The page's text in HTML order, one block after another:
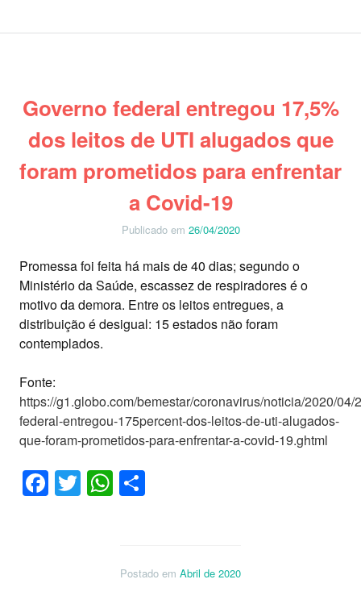
Governo federal entregou 17,5%
dos leitos de UTI alugados que
foram prometidos para enfrentar
a Covid-19
Publicado em 26/04/2020
Promessa foi feita há mais de 40 dias; segundo o
Ministério da Saúde, escassez de respiradores é o
motivo da demora. Entre os leitos entregues, a
distribuição é desigual: 15 estados não foram
contemplados.
Fonte:
https://g1.globo.com/bemestar/coronavirus/noticia/2020/04/
federal-entregou-175percent-dos-leitos-de-uti-alugados-
que-foram-prometidos-para-enfrentar-a-covid-19.ghtml
Facebook
TwitterWhatsApp
Postado em Abril de 2020